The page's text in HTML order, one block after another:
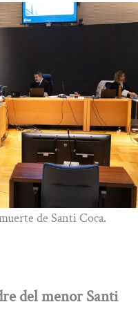
de Santi Coca.
del menor Santi